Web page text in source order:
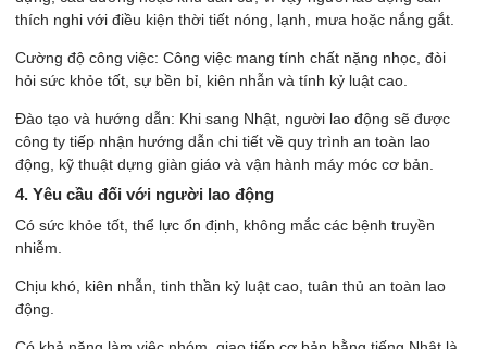
thích nghi với điều kiện thời tiết nóng, lạnh, mưa hoặc nắng gắt.
Cường độ công việc: Công việc mang tính chất nặng nhọc, đòi
hỏi sức khỏe tốt, sự bền bỉ, kiên nhẫn và tính kỷ luật cao.
Đào tạo và hướng dẫn: Khi sang Nhật, người lao động sẽ được
công ty tiếp nhận hướng dẫn chi tiết về quy trình an toàn lao
động, kỹ thuật dựng giàn giáo và vận hành máy móc cơ bản.
4. Yêu cầu đối với người lao động
Có sức khỏe tốt, thể lực ổn định, không mắc các bệnh truyền
nhiễm.
Chịu khó, kiên nhẫn, tinh thần kỷ luật cao, tuân thủ an toàn lao
động.